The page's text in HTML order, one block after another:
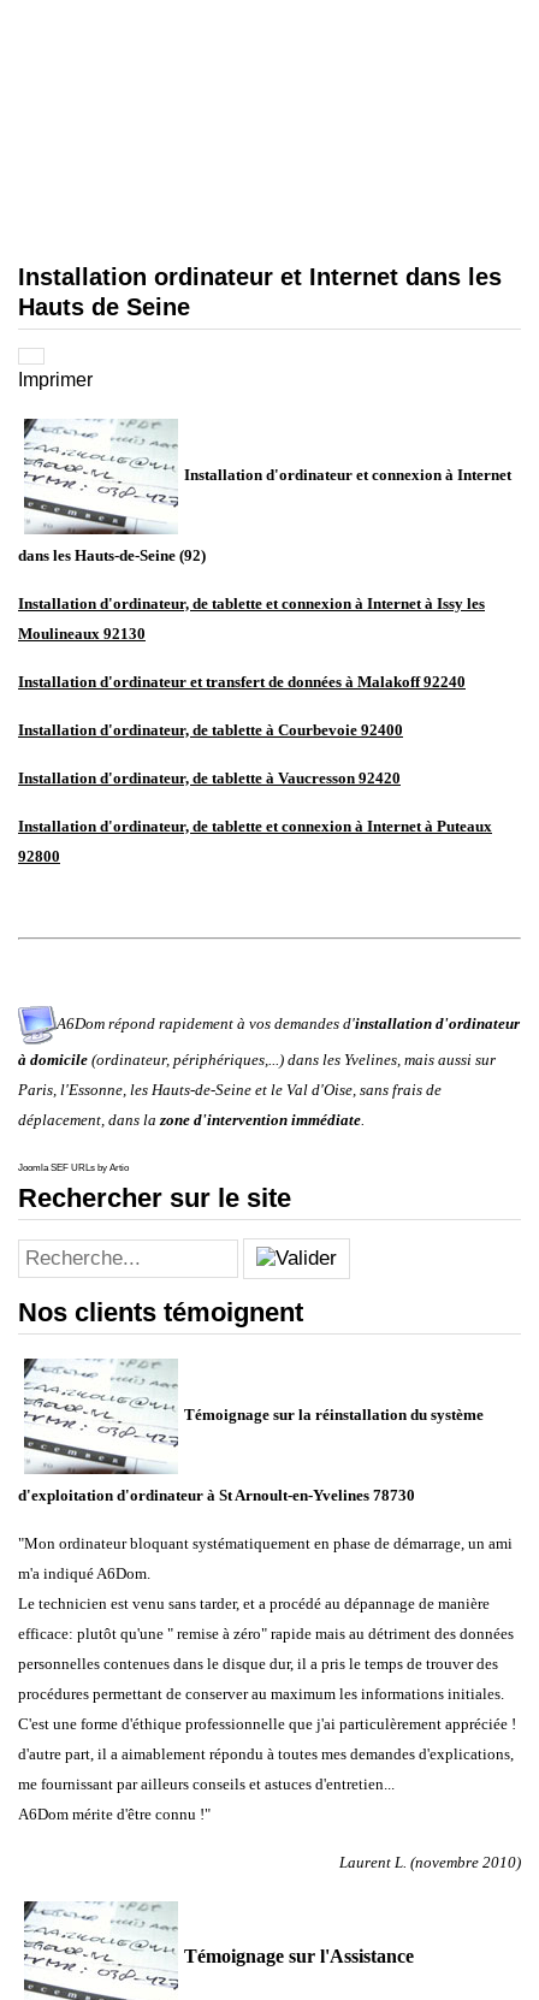
Installation ordinateur et Internet dans les
Hauts de Seine
Imprimer
Installation d'ordinateur et connexion à Internet
dans les Hauts-de-Seine (92)
Installation d'ordinateur, de tablette et connexion à Internet à Issy les
Moulineaux 92130
Installation d'ordinateur et transfert de données à Malakoff 92240
Installation d'ordinateur, de tablette à Courbevoie 92400
Installation d'ordinateur, de tablette à Vaucresson 92420
Installation d'ordinateur, de tablette et connexion à Internet à Puteaux
92800
A6Dom répond rapidement à vos demandes d'installation d'ordinateur
à domicile (ordinateur, périphériques,...) dans les Yvelines, mais aussi sur
Paris, l'Essonne, les Hauts-de-Seine et le Val d'Oise, sans frais de
déplacement, dans lazone d'intervention immédiate.
Joomla SEF URLs by Artio
Rechercher sur le site
Nos clients témoignent
Témoignage sur la réinstallation du système
d'exploitation d'ordinateur à St Arnoult-en-Yvelines 78730
"Mon ordinateur bloquant systématiquement en phase de démarrage, un ami
m'a indiqué A6Dom.
Le technicien est venu sans tarder, et a procédé au dépannage de manière
efficace: plutôt qu'une " remise à zéro" rapide mais au détriment des données
personnelles contenues dans le disque dur, il a pris le temps de trouver des
procédures permettant de conserver au maximum les informations initiales.
C'est une forme d'éthique professionnelle que j'ai particulèrement appréciée !
d'autre part, il a aimablement répondu à toutes mes demandes d'explications,
me fournissant par ailleurs conseils et astuces d'entretien...
A6Dom mérite d'être connu !"
Laurent L. (novembre 2010)
Témoignage sur l'Assistance